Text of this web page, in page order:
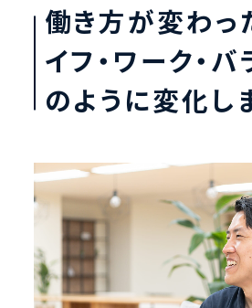
働き方が変わっ
イフ・ワーク・
のように変化し